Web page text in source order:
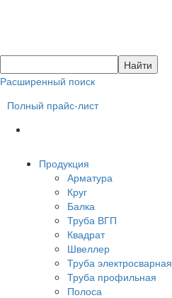
Расширенный поиск
Полный прайс-лист
Продукция
Арматура
Круг
Балка
Труба ВГП
Квадрат
Швеллер
Труба электросварная
Труба профильная
Полоса